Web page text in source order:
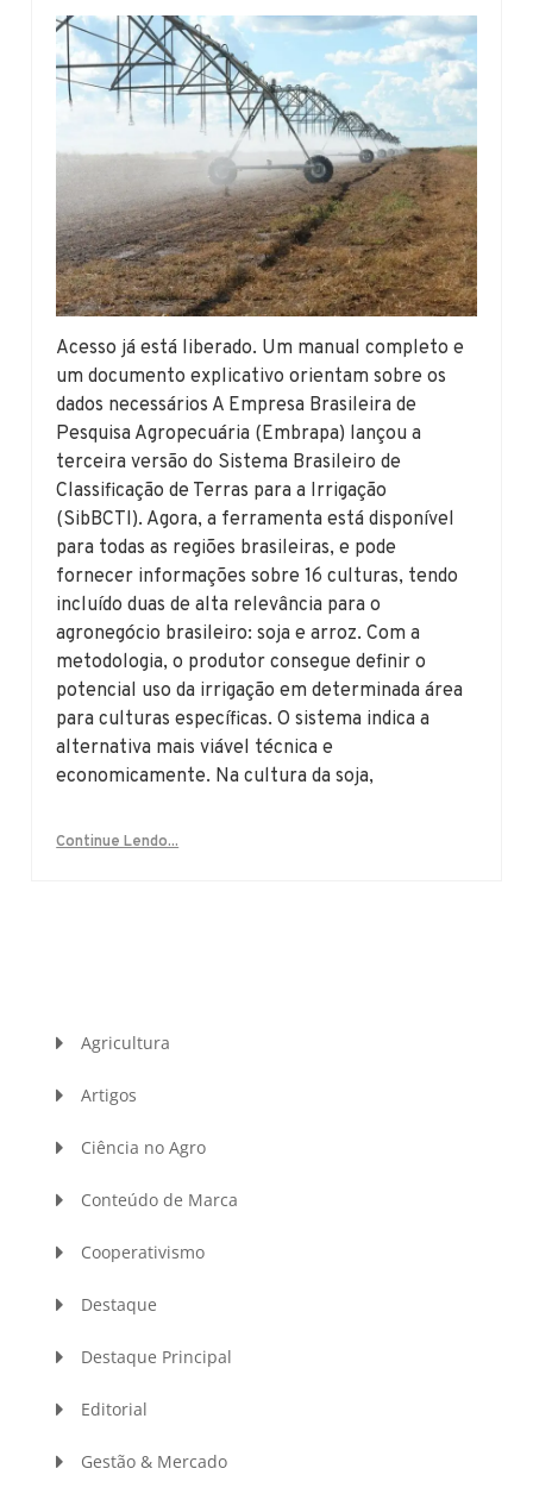
Acesso já está liberado. Um manual completo e
um documento explicativo orientam sobre os
dados necessários A Empresa Brasileira de
Pesquisa Agropecuária (Embrapa) lançou a
terceira versão do Sistema Brasileiro de
Classificação de Terras para a Irrigação
(SibBCTI). Agora, a ferramenta está disponível
para todas as regiões brasileiras, e pode
fornecer informações sobre 16 culturas, tendo
incluído duas de alta relevância para o
agronegócio brasileiro: soja e arroz. Com a
metodologia, o produtor consegue definir o
potencial uso da irrigação em determinada área
para culturas específicas. O sistema indica a
alternativa mais viável técnica e
economicamente. Na cultura da soja,
Continue Lendo...
Agricultura
Artigos
Ciência no Agro
Conteúdo de Marca
Cooperativismo
Destaque
Destaque Principal
Editorial
Gestão & Mercado